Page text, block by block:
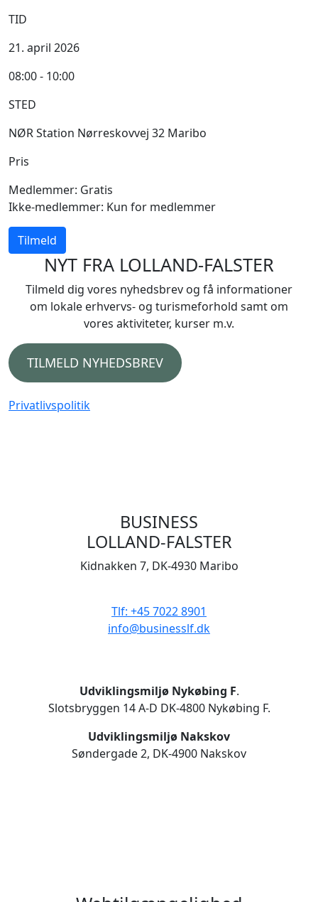
TID
21. april 2026
08:00 - 10:00
STED
NØR Station Nørreskovvej 32 Maribo
Pris
Medlemmer: Gratis
Ikke-medlemmer: Kun for medlemmer
Tilmeld
NYT FRA LOLLAND-FALSTER
Tilmeld dig vores nyhedsbrev og få informationer
om lokale erhvervs- og turismeforhold samt om
vores aktiviteter, kurser m.v.
TILMELD NYHEDSBREV
Privatlivspolitik
BUSINESS
LOLLAND-FALSTER
Kidnakken 7, DK-4930 Maribo
Tlf: +45 7022 8901
info@businesslf.dk
Udviklingsmiljø Nykøbing F.
Slotsbryggen 14 A-D DK-4800 Nykøbing F.
Udviklingsmiljø Nakskov
Søndergade 2, DK-4900 Nakskov